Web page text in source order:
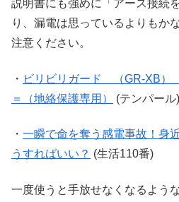
説明書にも強めに「アース接続
り、漏電は思っているよりもか
注意ください。
・ ビリビリガード （GR-XB）
＝（地絡保護専用）
(テンパール)
・ 一瞬で命を奪う感電事故！身
うすればいい？ (生活110番)
一度使うと手放せなくなるよう